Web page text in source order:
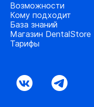
Возможности
Кому подходит
База знаний
Магазин DentalStore
Тарифы